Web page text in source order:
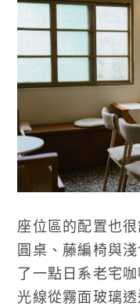
座位區的配置也
圓桌、藤編椅與
了一點日系老宅
光線從霧面玻璃